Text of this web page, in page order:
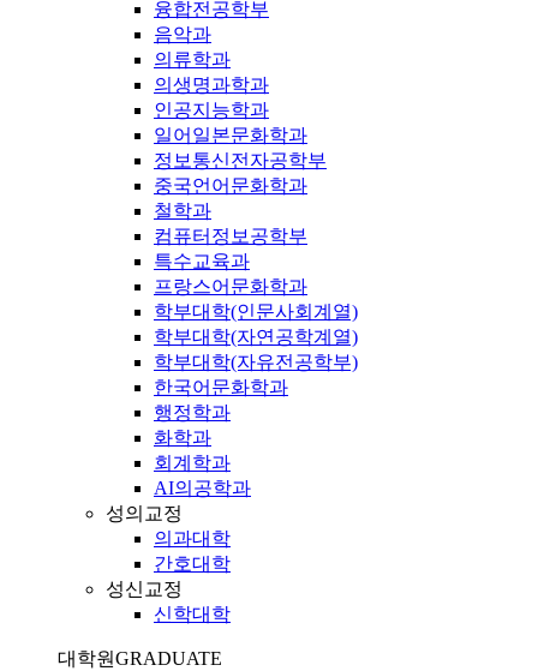
융합전공학부
음악과
의류학과
의생명과학과
인공지능학과
일어일본문화학과
정보통신전자공학부
중국언어문화학과
철학과
컴퓨터정보공학부
특수교육과
프랑스어문화학과
학부대학(인문사회계열)
학부대학(자연공학계열)
학부대학(자유전공학부)
한국어문화학과
행정학과
화학과
회계학과
AI의공학과
성의교정
의과대학
간호대학
성신교정
신학대학
대학원GRADUATE